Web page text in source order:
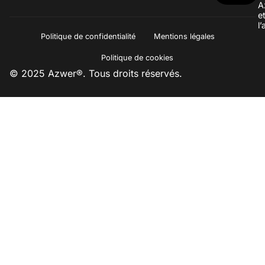
et
© 2025 Azwer®. Tous droits réservés.
Politique de confidentialité Mentions légales
Politique de cookies